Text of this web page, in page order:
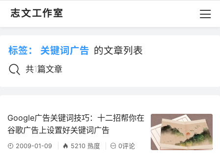
志文工作室
标签： 关键词广告 的文章列表
共1篇文章
Google广告关键词技巧：十二招帮你在
谷歌广告上设置好关键词广告
2009-01-09 5210 热度 0评论